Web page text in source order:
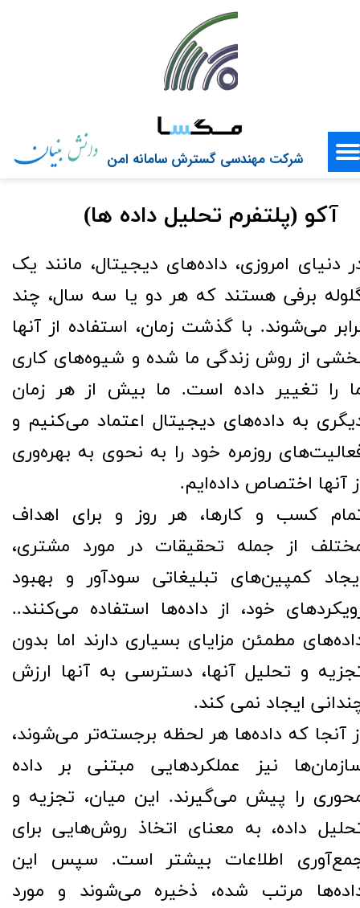
شرکت مهندسی گسترش سامانه امن
آکو (پلتفرم تحلیل داده ها)​​​​​​​
دنیای امروزی، داده‌های دیجیتال، مانند یک
برفی هستند که هر دو یا سه سال، چند
می‌شوند. با گذشت زمان، استفاده از آنها
از روش زندگی ما شده و شیوه‌های کاری
را تغییر داده است. ما بیش از هر زمان
به داده‌های دیجیتال اعتماد می‌کنیم و
روزمره خود را به نحوی به بهره‌وری
آنها اختصاص داده‌ایم.
کسب و کارها، هر روز و برای اهداف
از جمله تحقیقات در مورد مشتری،
کمپین‌های تبلیغاتی سودآور و بهبود
خود، از داده‌ها استفاده می‌کنند..
مطمئن مزایای بسیاری دارند اما بدون
و تحلیل آنها، دسترسی به آنها ارزش
ایجاد نمی کند.
آنجا که داده‌ها هر لحظه برجسته‌تر می‌شوند،
نیز عملکردهایی مبتنی بر داده
را پیش می‌گیرند. این میان، تجزیه و
داده، به معنای اتخاذ روش‌هایی برای
اطلاعات بیشتر است. سپس این
مرتب شده، ذخیره می‌شوند و مورد